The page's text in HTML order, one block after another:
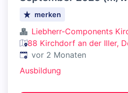
merken
Liebherr-Components
88 Kirchdorf an der Iller,
Veröffentlicht:
vor 2 Monaten
Ausbildung